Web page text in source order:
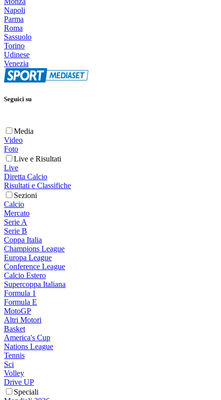
Napoli
Parma
Roma
Sassuolo
Torino
Udinese
Venezia
Seguici su
Media
Video
Foto
Live e Risultati
Live
Diretta Calcio
Risultati e Classifiche
Sezioni
Calcio
Mercato
Serie A
Serie B
Coppa Italia
Champions League
Europa League
Conference League
Calcio Estero
Supercoppa Italiana
Formula 1
Formula E
MotoGP
Altri Motori
Basket
America's Cup
Nations League
Tennis
Sci
Volley
Drive UP
Speciali